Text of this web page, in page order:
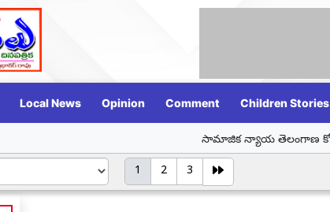
Local News Opinion Comment Children Stories
సామాజిక న్యాయ తెలంగాణ కోసం టీఆర్ఎస్
1 2 3